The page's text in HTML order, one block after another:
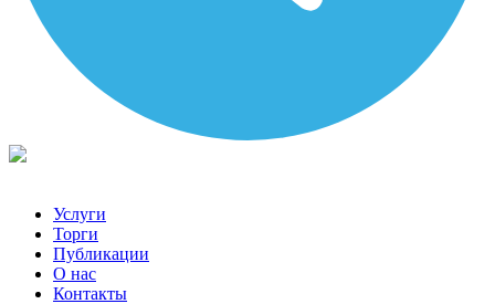
Услуги
Торги
Публикации
О нас
Контакты